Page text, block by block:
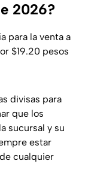
2026?
para la venta a
$19.20 pesos
divisas para
que los
sucursal y su
estar
cualquier